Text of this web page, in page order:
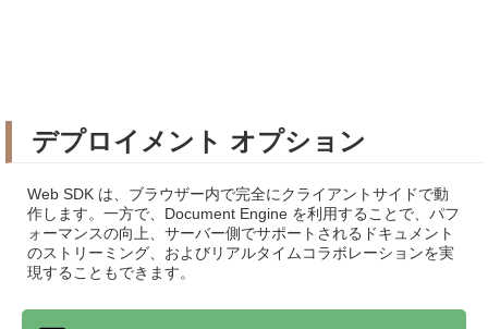
デプロイメント オプション
Web SDK は、ブラウザー内で完全にクライアントサイドで動
作します。一方で、Document Engine を利用することで、パフ
ォーマンスの向上、サーバー側でサポートされるドキュメント
のストリーミング、およびリアルタイムコラボレーションを実
現することもできます。